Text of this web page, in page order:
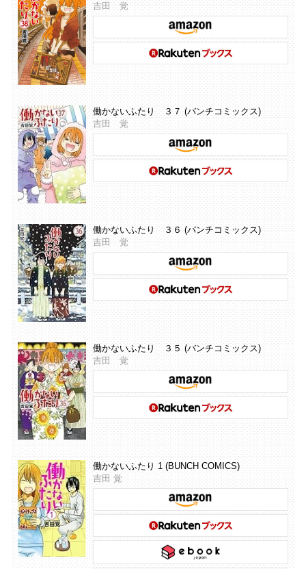
吉田 覚
働かないふたり ３７ (バンチコミックス)
吉田 覚
働かないふたり ３６ (バンチコミックス)
吉田 覚
働かないふたり ３５ (バンチコミックス)
吉田 覚
働かないふたり 1 (BUNCH COMICS)
吉田 覚